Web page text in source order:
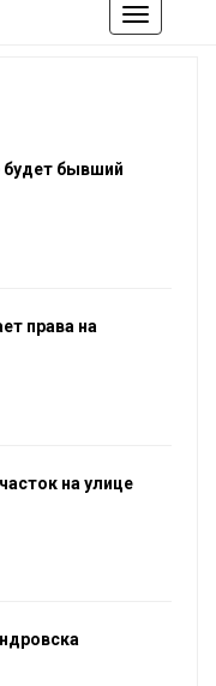
по
будет бывший
права на
на улице